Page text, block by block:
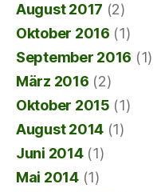
August 2017 (2)
Oktober 2016 (1)
September 2016 (1)
März 2016 (2)
Oktober 2015 (1)
August 2014 (1)
Juni 2014(1)
Mai 2014(1)